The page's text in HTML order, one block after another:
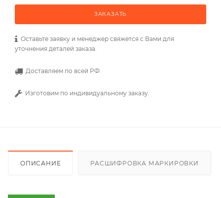
ЗАКАЗАТЬ
Оставьте заявку и менеджер свяжется с Вами для
уточнения деталей заказа.
Доставляем по всей РФ.
Изготовим по индивидуальному заказу.
ОПИСАНИЕ РАСШИФРОВКА МАРКИРОВКИ